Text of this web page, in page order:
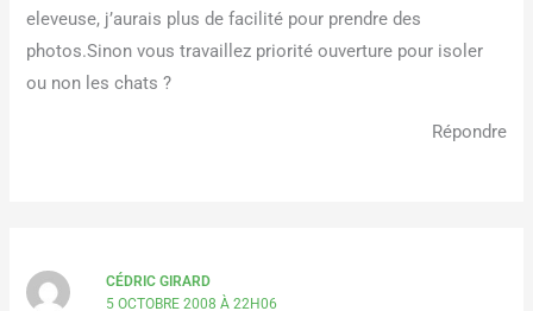
eleveuse, j’aurais plus de facilité pour prendre des
photos.Sinon vous travaillez priorité ouverture pour isoler
ou non les chats ?
Répondre
CÉDRIC GIRARD
5 OCTOBRE 2008 À 22H06